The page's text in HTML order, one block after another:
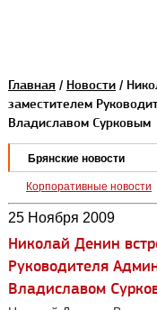
Главная / Новости/
заместителем
Владиславом Сурковым
Брянские новости
Корпоративные новости
25 Ноября 2009
Николай Денин
Руководителя
Владиславом